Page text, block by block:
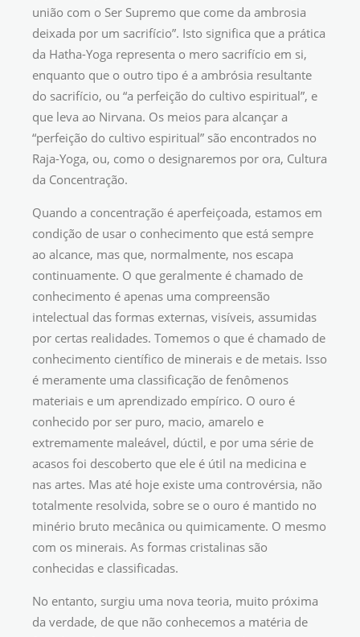
união com o Ser Supremo que come da ambrosia
deixada por um sacrifício”. Isto significa que a prática
da Hatha-Yoga representa o mero sacrifício em si,
enquanto que o outro tipo é a ambrósia resultante
do sacrifício, ou “a perfeição do cultivo espiritual”, e
que leva ao Nirvana. Os meios para alcançar a
“perfeição do cultivo espiritual” são encontrados no
Raja-Yoga, ou, como o designaremos por ora, Cultura
da Concentração.
Quando a concentração é aperfeiçoada, estamos em
condição de usar o conhecimento que está sempre
ao alcance, mas que, normalmente, nos escapa
continuamente. O que geralmente é chamado de
conhecimento é apenas uma compreensão
intelectual das formas externas, visíveis, assumidas
por certas realidades. Tomemos o que é chamado de
conhecimento científico de minerais e de metais. Isso
é meramente uma classificação de fenômenos
materiais e um aprendizado empírico. O ouro é
conhecido por ser puro, macio, amarelo e
extremamente maleável, dúctil, e por uma série de
acasos foi descoberto que ele é útil na medicina e
nas artes. Mas até hoje existe uma controvérsia, não
totalmente resolvida, sobre se o ouro é mantido no
minério bruto mecânica ou quimicamente. O mesmo
com os minerais. As formas cristalinas são
conhecidas e classificadas.
No entanto, surgiu uma nova teoria, muito próxima
da verdade, de que não conhecemos a matéria de